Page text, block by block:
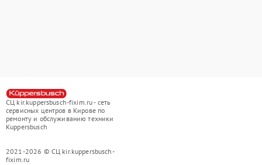
СЦ kir.kuppersbusch-fixim.ru - сеть
сервисных центров в Кирове по
ремонту и обслуживанию техники
Kuppersbusch
2021-2026 © СЦ kir.kuppersbusch-
fixim.ru